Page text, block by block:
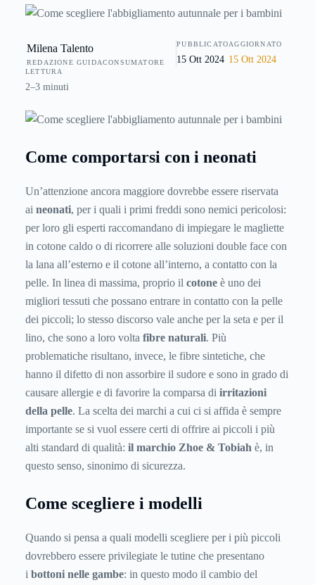
sono troppo leggeri. Dal caldo di agosto alle temperature
significativo: ecco perché mamme e papà devono imparare
ad adottare le giuste precauzioni al fine di evitare
conseguenze negative. I bambini, per esempio, non
questo dovrebbero essere messi nelle condizioni di potersi
essere preferibile rimanere per alcuni minuti all'ingresso,
dalla temperatura elevata. Ogni volta che i bambini entrano
in un luogo chiuso - a scuola, in un bar o semplicemente in
macchina - è consigliabile rimuovere qualche strato di
vestiti. Ovviamente la giacchetta deve essere rimessa prima
di tornare fuori.
Milena Talento
REDAZIONE GUIDACONSUMATORE
PUBBLICATO
15 Ott 2024
AGGIORNATO
15 Ott 2024
LETTURA
2–3 minuti
Come comportarsi con i neonati
Un’attenzione ancora maggiore dovrebbe essere riservata
ai neonati, per i quali i primi freddi sono nemici pericolosi:
per loro gli esperti raccomandano di impiegare le magliette
in cotone caldo o di ricorrere alle soluzioni double face con
la lana all’esterno e il cotone all’interno, a contatto con la
pelle. In linea di massima, proprio il cotone è uno dei
migliori tessuti che possano entrare in contatto con la pelle
dei piccoli; lo stesso discorso vale anche per la seta e per il
lino, che sono a loro volta fibre naturali. Più
problematiche risultano, invece, le fibre sintetiche, che
hanno il difetto di non assorbire il sudore e sono in grado di
causare allergie e di favorire la comparsa di irritazioni
della pelle. La scelta dei marchi a cui ci si affida è sempre
importante se si vuol essere certi di offrire ai piccoli i più
alti standard di qualità: il marchio Zhoe & Tobiah è, in
questo senso, sinonimo di sicurezza.
Come scegliere i modelli
Quando si pensa a quali modelli scegliere per i più piccoli
dovrebbero essere privilegiate le tutine che presentano
i bottoni nelle gambe: in questo modo il cambio del